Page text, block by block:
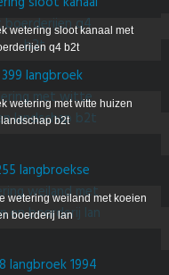
wetering sloot kanaal met
q4 b2t
wetering met witte huizen
landschap b2t
wetering weiland met koeien
boerderij lan